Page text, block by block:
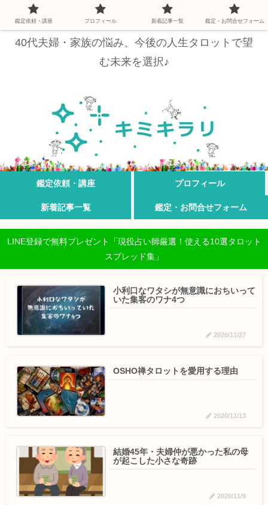
40代夫婦・家族の悩み、今後の人生タロットで望
む未来を選択♪
鑑定依頼・講座 プロフィール
新着記事一覧 鑑定・お問合せフォーム
LINE登録で無料プレゼント「現役占い師厳選！使える10選タロット
スプレッド集」
小利口なワタシが無意識におちいって
いた集客のワナ4つ
2020/11/27
OSHO禅タロットを愛用する理由
2020/11/13
結婚45年・夫婦仲が悪かった私の母
が起こした小さな奇跡
2020/11/9
鑑定依頼・講座 プロフィール 新着記事一覧 鑑定・お問合せフォーム